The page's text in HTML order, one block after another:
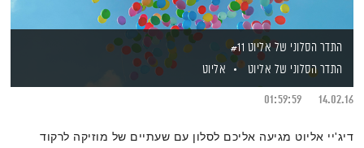
התדר הסלוני של אליוט #11
התדר הסלוני של אליוט
אליוט
14.02.16
01:59:59
דיג'יי אליוט מגיעה אליכם לסלון עם שעתיים של מוזיקה לרקוד